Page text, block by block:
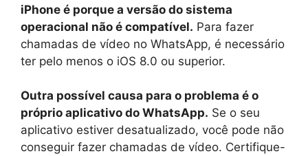
iPhone é porque a versão do sistema
operacional não é compatível. Para fazer
chamadas de vídeo no WhatsApp, é necessário
ter pelo menos o iOS 8.0 ou superior.
Outra possível causa para o problema é o
próprio aplicativo do WhatsApp. Se o seu
aplicativo estiver desatualizado, você pode não
conseguir fazer chamadas de vídeo. Certifique-